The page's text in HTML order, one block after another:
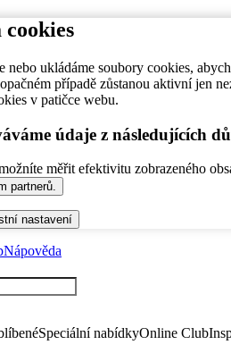
nebo ukládáme soubory cookies,
případě zůstanou aktivní jen
v patičce webu.
údaje z následujících
měřit efektivitu zobrazeného
partnerů.
nastavení
Nápověda
Speciální nabídkyOnline Club